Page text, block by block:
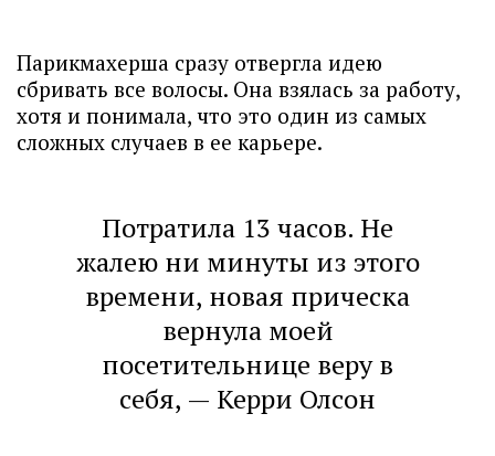
Парикмахерша сразу отвергла идею
сбривать все волосы. Она взялась за работу,
хотя и понимала, что это один из самых
сложных случаев в ее карьере.
Потратила 13 часов. Не
жалею ни минуты из этого
времени, новая прическа
вернула моей
посетительнице веру в
себя, — Керри Олсон